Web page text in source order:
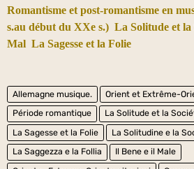
Romantisme et post-romantisme en
s.au début du XXe s.) La Solitude et la
Mal La Sagesse et la Folie
Allemagne musique.
Orient et Extrême-
Période romantique
La Solitude et la
La Sagesse et la Folie
La Solitudine e la
La Saggezza e la Follia
Il Bene e il Male